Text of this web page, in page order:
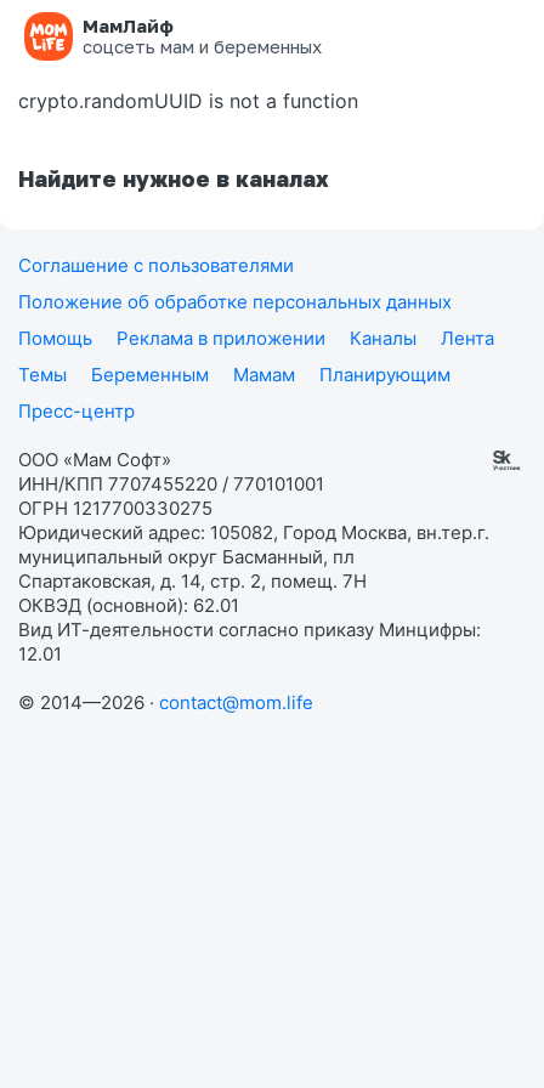
МамЛайф
соцсеть мам и беременных
Ошибка на странице
crypto.randomUUID is not a function
Найдите нужное в каналах
Соглашение с пользователями
Положение об обработке персональных данных
Помощь
Реклама в приложении Каналы
Лента
Темы
Беременным Мамам
Планирующим
Пресс-центр
ООО «Мам Софт»
ИНН/КПП 7707455220 / 770101001
ОГРН 1217700330275
Юридический адрес: 105082, Город Москва, вн.тер.г.
муниципальный округ Басманный, пл
Спартаковская, д. 14, стр. 2, помещ. 7Н
ОКВЭД (основной): 62.01
Вид ИТ-деятельности согласно приказу Минцифры:
12.01
© 2014—2026 · contact@mom.life